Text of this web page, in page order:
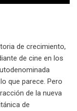
de crecimiento,
de cine en los
que parece. Pero
de la nueva
de